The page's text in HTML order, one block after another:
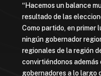
“Hacemos un balance
resultado de las
Como partido, en primer
ningún gobernador
regionales de la región
convirtiéndonos además
gobernadores a lo largo